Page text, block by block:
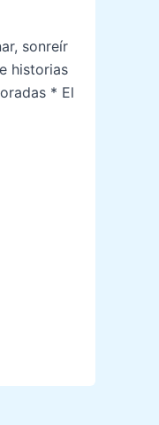
sonreír
historias
* El